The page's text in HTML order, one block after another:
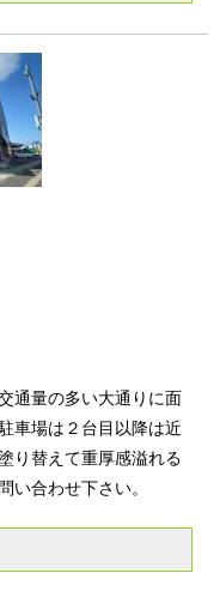
通量の多い大通りに面
車場は２台目以降は近
り替えて重厚感溢れる
い合わせ下さい。